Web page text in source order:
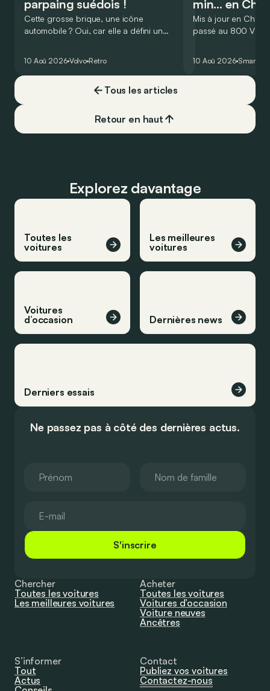
parpaing suédois !
Cette grosse brique, une icône
automobile ? Oui, car elle a défini un
ne négligeant pas un certain côté BCBG
! Aux Etats-Unis, ce modèle fera un
malheur ! Un coup d’œil sur sa carrière
mesure de son importance : il fut
10 Aoû 2026 Volvo Retro
min… en
Mis à jour en
passé au 800 V !
seulement !
10 Aoû 2026 Smart
Tous les articles
Retour en haut
Explorez davantage
Toutes les
voitures
Les meilleures
voitures
Voitures
d’occasion
Dernières news
Derniers essais
Ne passez pas à côté des dernières actus.
S'inscrire
Chercher
Toutes les voitures
Les meilleures voitures
Acheter
Toutes les voitures
Voitures d’occasion
Voiture neuves
Ancêtres
S’informer
Tout
Actus
Contact
Publiez vos voitures
Contactez-nous